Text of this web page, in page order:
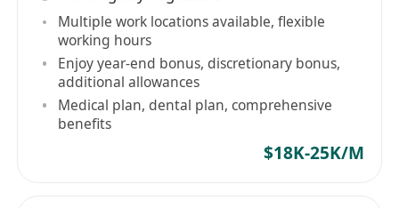
Multiple work locations available, flexible
working hours
Enjoy year-end bonus, discretionary bonus,
additional allowances
Medical plan, dental plan, comprehensive
benefits
$18K-25K/M